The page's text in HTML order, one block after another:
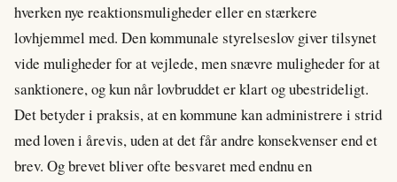
hverken nye reaktionsmuligheder eller en stærkere
lovhjemmel med. Den kommunale styrelseslov giver tilsynet
vide muligheder for at vejlede, men snævre muligheder for at
sanktionere, og kun når lovbruddet er klart og ubestrideligt.
Det betyder i praksis, at en kommune kan administrere i strid
med loven i årevis, uden at det får andre konsekvenser end et
brev. Og brevet bliver ofte besvaret med endnu en